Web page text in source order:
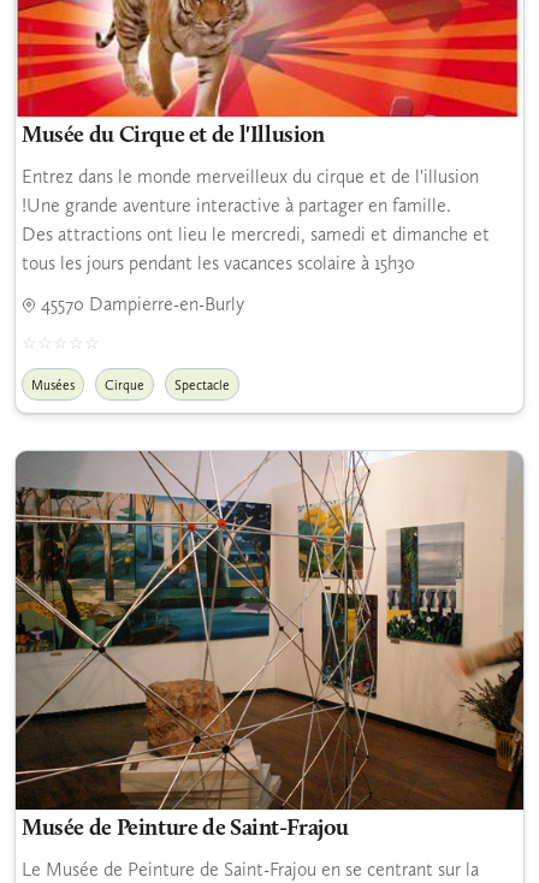
Musée du Cirque et de l'Illusion
Entrez dans le monde merveilleux du cirque et de l'illusion
!Une grande aventure interactive à partager en famille.
Des attractions ont lieu le mercredi, samedi et dimanche et
tous les jours pendant les vacances scolaire à 15h30
45570 Dampierre-en-Burly
Musées Cirque Spectacle
Musée de Peinture de Saint-Frajou
Le Musée de Peinture de Saint-Frajou en se centrant sur la